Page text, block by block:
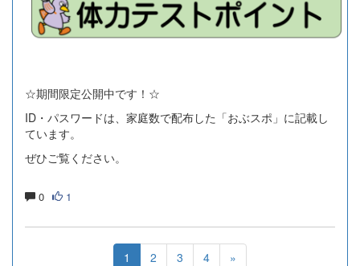
☆期間限定公開中です！☆
ID・パスワードは、家庭数で配布した「おぶスポ」に記載し
ています。
ぜひご覧ください。
0 1
1 2 3 4 »